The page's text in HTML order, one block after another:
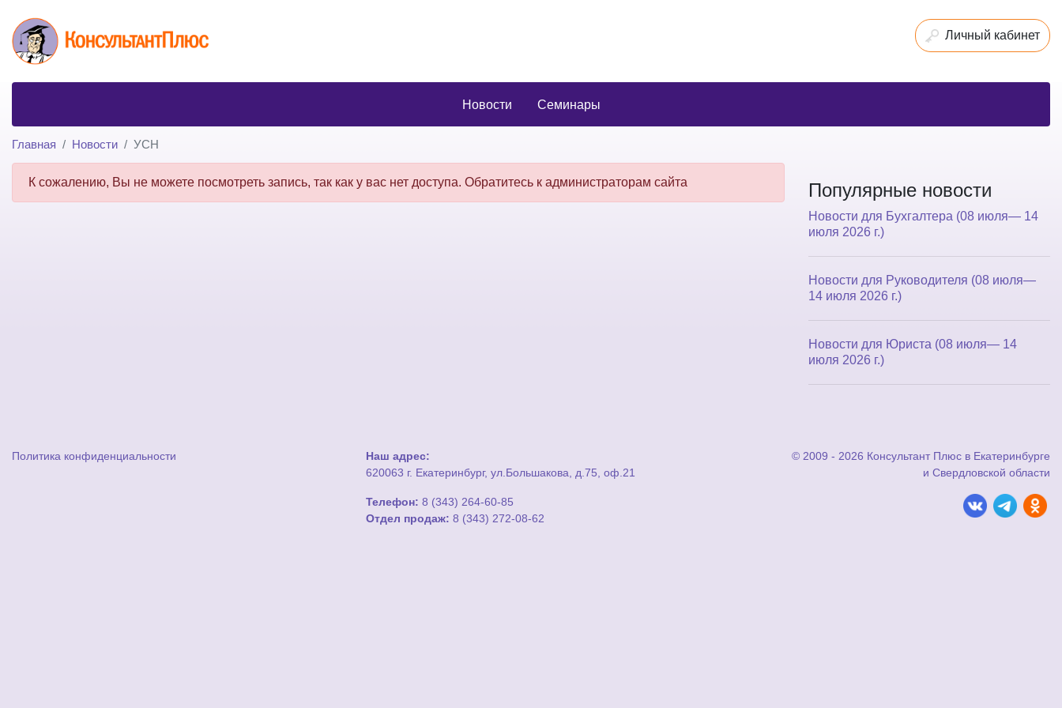
Личный кабинет
Новости Семинары
Главная Новости УСН
К сожалению, Вы не можете посмотреть запись, так как у вас нет доступа. Обратитесь к администраторам сайта Популярные новости
Новости для Бухгалтера (08 июля— 14
июля 2026 г.)
Новости для Руководителя (08 июля—
14 июля 2026 г.)
Новости для Юриста (08 июля— 14
июля 2026 г.)
Политика конфиденциальности
Наш адрес:
620063 г. Екатеринбург, ул.Большакова, д.75, оф.21
Телефон: 8 (343) 264-60-85
Отдел продаж: 8 (343) 272-08-62
© 2009 - 2026 Консультант Плюс в Екатеринбурге
и Свердловской области